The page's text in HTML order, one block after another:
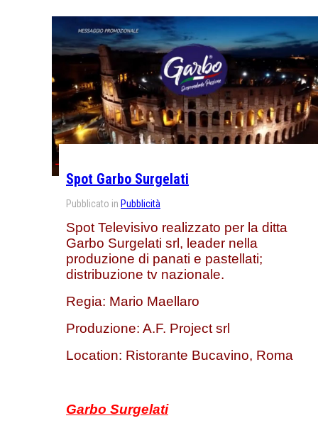
Spot Garbo Surgelati
Pubblicato in Pubblicità
Spot Televisivo realizzato per la ditta
Garbo Surgelati srl, leader nella
produzione di panati e pastellati;
distribuzione tv nazionale.
Regia: Mario Maellaro
Produzione: A.F. Project srl
Location: Ristorante Bucavino, Roma
Garbo Surgelati